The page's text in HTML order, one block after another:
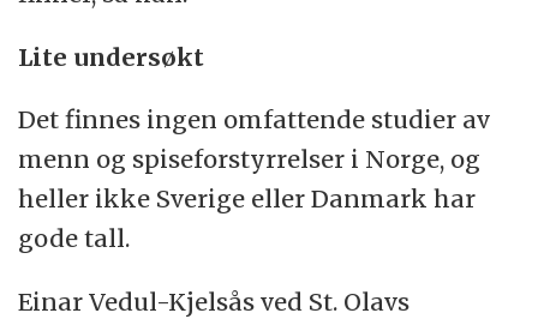
Lite undersøkt
Det finnes ingen omfattende studier av
menn og spiseforstyrrelser i Norge, og
heller ikke Sverige eller Danmark har
gode tall.
Einar Vedul-Kjelsås ved St. Olavs